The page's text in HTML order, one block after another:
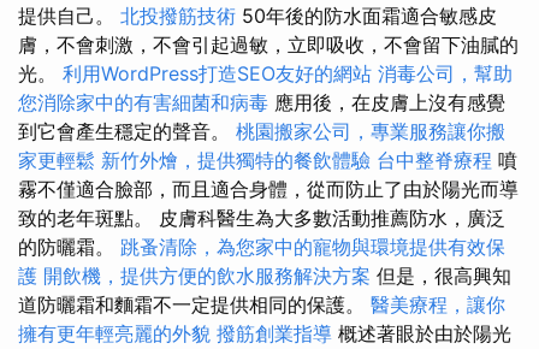
提供自己。 北投撥筋技術 50年後的防水面霜適合敏感皮
膚，不會刺激，不會引起過敏，立即吸收，不會留下油膩的
光。 利用WordPress打造SEO友好的網站 消毒公司，幫助
您消除家中的有害細菌和病毒 應用後，在皮膚上沒有感覺
到它會產生穩定的聲音。 桃園搬家公司，專業服務讓你搬
家更輕鬆 新竹外燴，提供獨特的餐飲體驗 台中整脊療程 噴
霧不僅適合臉部，而且適合身體，從而防止了由於陽光而導
致的老年斑點。 皮膚科醫生為大多數活動推薦防水，廣泛
的防曬霜。 跳蚤清除，為您家中的寵物與環境提供有效保
護 開飲機，提供方便的飲水服務解決方案 但是，很高興知
道防曬霜和麵霜不一定提供相同的保護。 醫美療程，讓你
擁有更年輕亮麗的外貌 撥筋創業指導 概述著眼於由於陽光